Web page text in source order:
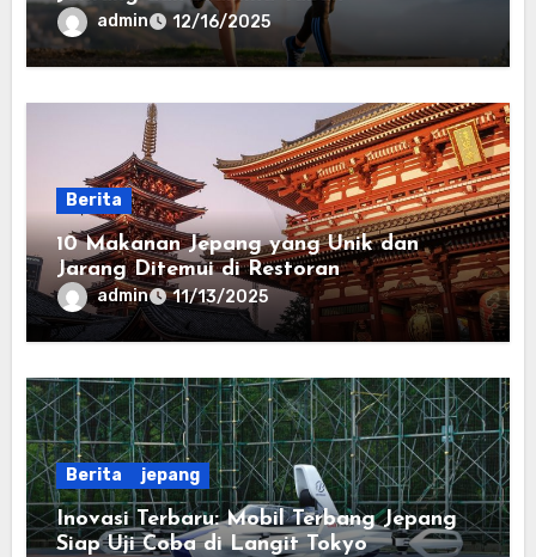
admin 12/16/2025
Berita
10 Makanan Jepang yang Unik dan
Jarang Ditemui di Restoran
admin 11/13/2025
Berita jepang
Inovasi Terbaru: Mobil Terbang Jepang
Siap Uji Coba di Langit Tokyo